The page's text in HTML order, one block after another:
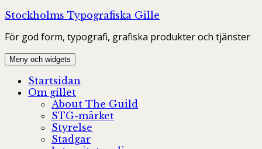
Hoppa
innehåll
Stockholms Typografiska Gille
För god form, typografi, grafiska produkter och tjänster
Meny och widgets
Startsidan
Om gillet
About The Guild
STG-märket
Styrelse
Stadgar